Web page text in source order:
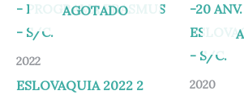
AGOTADO
2022
ESLOVAQUIA 2022 2
2020